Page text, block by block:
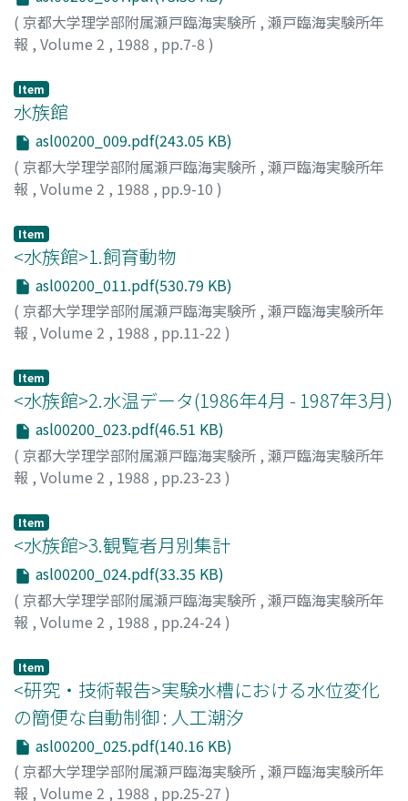
( 京都大学理学部附属瀬戸臨海実験所 , 瀬戸臨海実験所年
報 , Volume 2 , 1988 , pp.7-8 )
Item
水族館
asl00200_009.pdf(243.05 KB)
( 京都大学理学部附属瀬戸臨海実験所 , 瀬戸臨海実験所年
報 , Volume 2 , 1988 , pp.9-10 )
Item
<水族館>1.飼育動物
asl00200_011.pdf(530.79 KB)
( 京都大学理学部附属瀬戸臨海実験所 , 瀬戸臨海実験所年
報 , Volume 2 , 1988 , pp.11-22 )
Item
<水族館>2.水温データ(1986年4月 - 1987年3月)
asl00200_023.pdf(46.51 KB)
( 京都大学理学部附属瀬戸臨海実験所 , 瀬戸臨海実験所年
報 , Volume 2 , 1988 , pp.23-23 )
Item
<水族館>3.観覧者月別集計
asl00200_024.pdf(33.35 KB)
( 京都大学理学部附属瀬戸臨海実験所 , 瀬戸臨海実験所年
報 , Volume 2 , 1988 , pp.24-24)
Item
<研究・技術報告>実験水槽における水位変化
の簡便な自動制御 : 人工潮汐
asl00200_025.pdf(140.16 KB)
( 京都大学理学部附属瀬戸臨海実験所 , 瀬戸臨海実験所年
報 , Volume 2 , 1988 , pp.25-27 )